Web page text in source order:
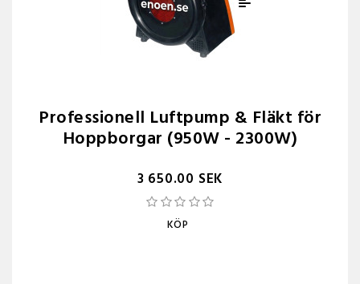
Professionell Luftpump & Fläkt för
Hoppborgar (950W - 2300W)
3 650.00 SEK
KÖP